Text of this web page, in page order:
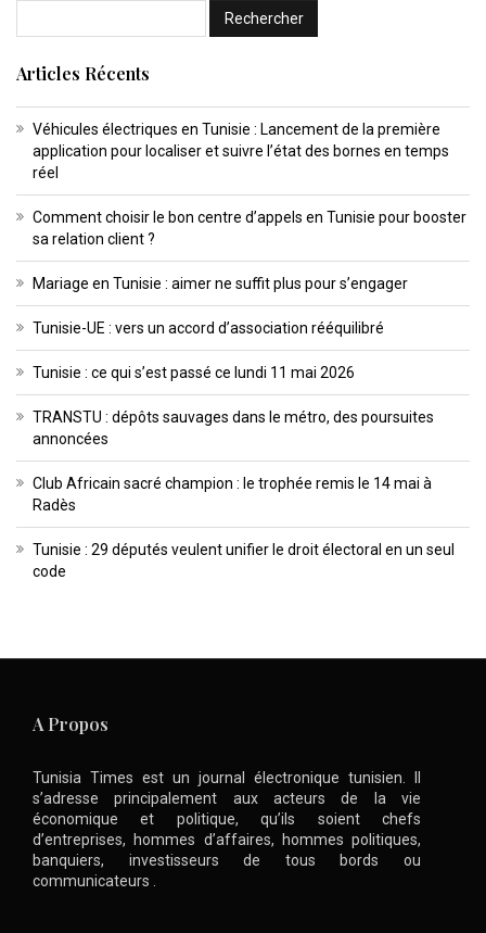
Articles Récents
Véhicules électriques en Tunisie : Lancement de la première
application pour localiser et suivre l’état des bornes en temps
réel
Comment choisir le bon centre d’appels en Tunisie pour booster
sa relation client ?
Mariage en Tunisie : aimer ne suffit plus pour s’engager
Tunisie-UE : vers un accord d’association rééquilibré
Tunisie : ce qui s’est passé ce lundi 11 mai 2026
TRANSTU : dépôts sauvages dans le métro, des poursuites
annoncées
Club Africain sacré champion : le trophée remis le 14 mai à
Radès
Tunisie : 29 députés veulent unifier le droit électoral en un seul
code
A Propos
Tunisia Times est un journal électronique tunisien. Il
s’adresse principalement aux acteurs de la vie
économique et politique, qu’ils soient chefs
d’entreprises, hommes d’affaires, hommes politiques,
banquiers, investisseurs de tous bords ou
communicateurs .